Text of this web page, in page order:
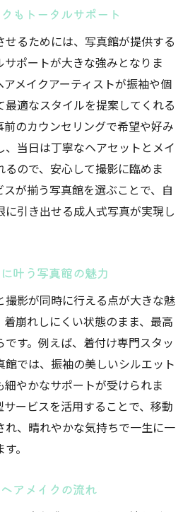
もトータルサポート
せるためには、写真館が提供する
ポートが大きな強みとなりま
メイクアーティストが振袖や個
最適なスタイルを提案してくれる
のカウンセリングで希望や好み
、当日は丁寧なヘアセットとメイ
るので、安心して撮影に臨めま
が揃う写真館を選ぶことで、自
引き出せる成人式写真が実現し
叶う写真館の魅力
撮影が同時に行える点が大きな魅
崩れしにくい状態のまま、最高
す。例えば、着付け専門スタッ
館では、振袖の美しいシルエット
やかなサポートが受けられま
ービスを活用することで、移動
れ、晴れやかな気持ちで一生に一
。
アメイクの流れ